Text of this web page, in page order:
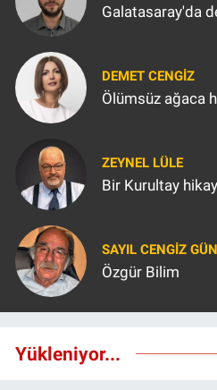
Galatasaray'da
DEMET CENGIZ
Ölümsüz ağaca
ZEYNEL LÜLE
Bir Kurultay
SAYIL CENGIZ
Özgür Bilim
Yükleniyor...